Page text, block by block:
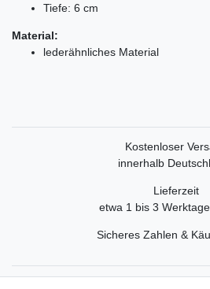
Tiefe: 6 cm
Material:
lederähnliches Material
Kostenloser
innerhalb
Lieferzeit
etwa 1 bis 3 Werktage
Sicheres Zahlen &